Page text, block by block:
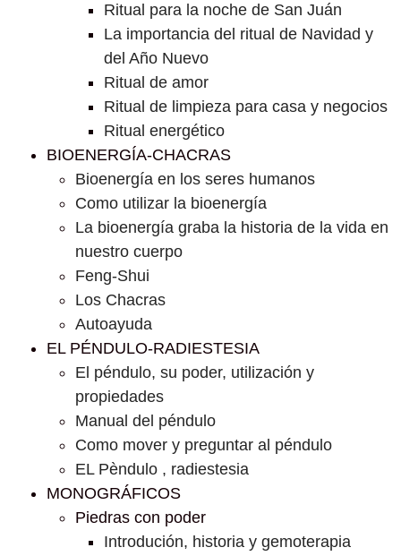
Ritual para la noche de San Juán
La importancia del ritual de Navidad y
del Año Nuevo
Ritual de amor
Ritual de limpieza para casa y negocios
Ritual energético
BIOENERGÍA-CHACRAS
Bioenergía en los seres humanos
Como utilizar la bioenergía
La bioenergía graba la historia de la vida en
nuestro cuerpo
Feng-Shui
Los Chacras
Autoayuda
EL PÉNDULO-RADIESTESIA
El péndulo, su poder, utilización y
propiedades
Manual del péndulo
Como mover y preguntar al péndulo
EL Pèndulo , radiestesia
MONOGRÁFICOS
Piedras con poder
Introdución, historia y gemoterapia